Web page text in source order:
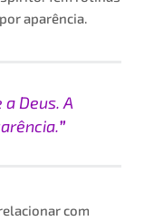
aparência.
Deus. A
”
com